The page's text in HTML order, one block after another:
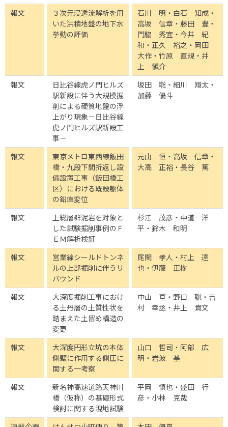
報文
３次元浸透流解析を用
いた洪積地盤の地下水
挙動の評価
石川 明・白石 知成・
高坂 信章・藤田 豊・
門脇 秀宜・今井 紀
和・正久 裕之・岡田
大作・竹原 直規・井
上 愼介
報文
日比谷線虎ノ門ヒルズ
駅新設に伴う大規模掘
削による硬質地盤の浮
上がり現象－日比谷線
虎ノ門ヒルズ駅新設工
事－
坂田 聡・細川 翔太・
加藤 優斗
報文
東京メトロ東西線飯田
橋・九段下間折返し設
備設置工事（飯田橋工
区）における既設躯体
の鉛直変位
元山 恒・高坂 信章・
大高 正裕・長谷 篤
報文
上総層群泥岩を対象と
した試験掘削事例のＦ
ＥＭ解析検証
杉江 茂彦・中道 洋
平・鈴木 和明
報文
営業線シールドトンネ
ルの上部掘削に伴うリ
バウンド
尾関 孝人・村上 達
也・伊藤 正樹
報文
大深度掘削工事におけ
る土丹層の土質性状を
踏まえた土留め構造の
変更
中山 亘・野口 聡・吉
村 幸丞・井上 貴文
報文
大深度円形立坑の本体
側壁に作用する側圧に
関する一考察
山口 哲司・阿部 広
明・岩波 基
報文
新名神高速道路天神川
橋（仮称）の基礎形式
検討に関する現地試験
平岡 慎也・盛田 行
彦・小林 克哉